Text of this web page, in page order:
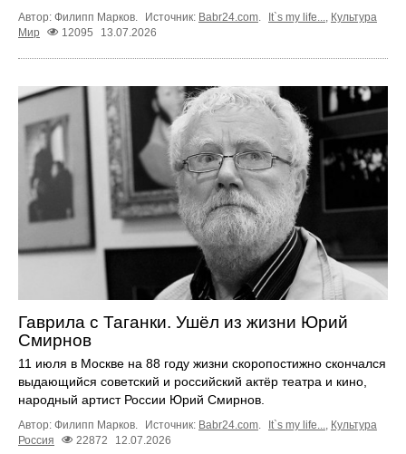
Автор: Филипп Марков. Источник: Babr24.com It`s my life...
Культура
Мир
12095 13.07.2026
Гаврила с Таганки. Ушёл из жизни Юрий
Смирнов
11 июля в Москве на 88 году жизни скоропостижно скончался
выдающийся советский и российский актёр театра и кино,
народный артист России Юрий Смирнов.
Автор: Филипп Марков. Источник: Babr24.com. It`s my life..., Культура
Россия
22872 12.07.2026